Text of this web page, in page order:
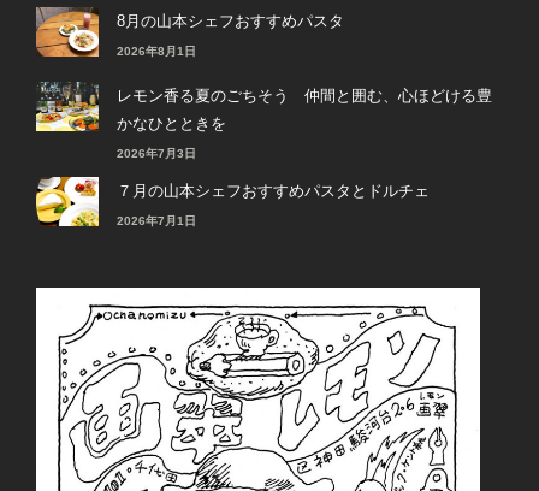
8月の山本シェフおすすめパスタ
2026年8月1日
レモン香る夏のごちそう 仲間と囲む、心ほどける豊
かなひとときを
2026年7月3日
７月の山本シェフおすすめパスタとドルチェ
2026年7月1日